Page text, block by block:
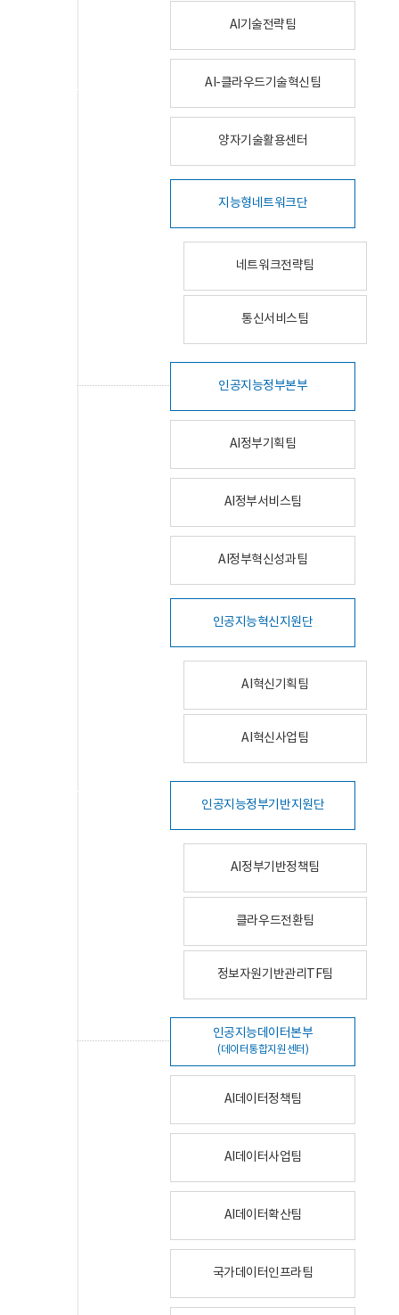
AI기술전략팀
AI-클라우드기술혁신팀
양자기술활용센터
지능형네트워크단
네트워크전략팀
통신서비스팀
인공지능정부본부
AI정부기획팀
AI정부서비스팀
AI정부혁신성과팀
인공지능혁신지원단
AI혁신기획팀
AI혁신사업팀
인공지능정부기반지원단
AI정부기반정책팀
클라우드전환팀
정보자원기반관리TF팀
인공지능데이터본부
(데이터통합지원센터)
AI데이터정책팀
AI데이터사업팀
AI데이터확산팀
국가데이터인프라팀